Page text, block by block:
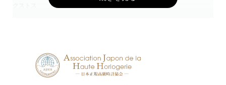
G-SHOCK
ジーショック
HARRY WINSTON
ハリー・ウィンストン